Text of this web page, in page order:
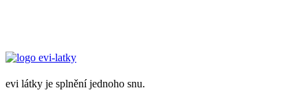
evi látky je splnění jednoho snu.